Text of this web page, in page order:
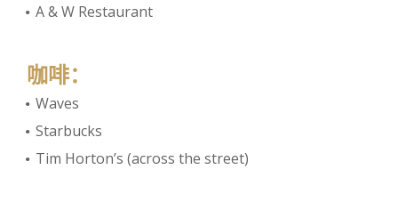
A & W Restaurant
咖啡：
Waves
Starbucks
Tim Horton’s (across the street)